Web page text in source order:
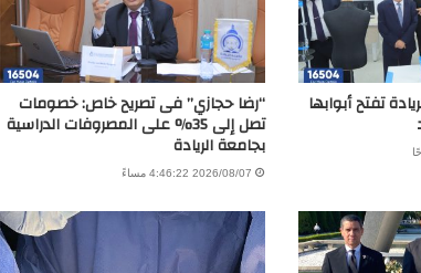
تفتح أبوابها “رضا حجازي” فى تصريح خاص: خصومات
تصل إلى 35% على المصروفات الدراسية
بجامعة الريادة
2026/08/07 4:46:22 مساءً